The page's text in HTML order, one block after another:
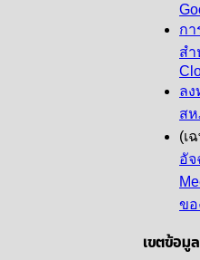
ก
สำ
ลง
สห
(เ
อัจ
ข
เขตข้อมูล